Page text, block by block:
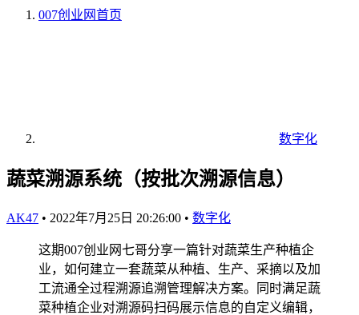
007创业网首页
数字化
蔬菜溯源系统（按批次溯源信息）
AK47 • 2022年7月25日 20:26:00 • 数字化
这期007创业网七哥分享一篇针对蔬菜生产种植企
业，如何建立一套蔬菜从种植、生产、采摘以及加
工流通全过程溯源追溯管理解决方案。同时满足蔬
菜种植企业对溯源码扫码展示信息的自定义编辑，